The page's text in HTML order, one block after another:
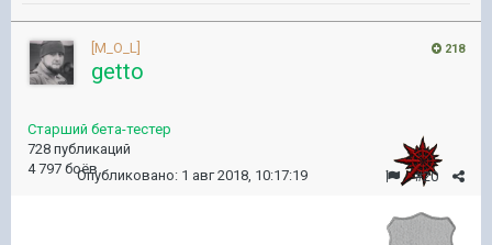
218
[M_O_L]
getto
Старший бета-тестер
728 публикаций
4 797 боёв
#20
Опубликовано: 1 авг 2018, 10:17:19